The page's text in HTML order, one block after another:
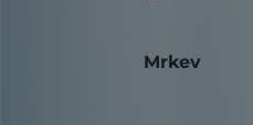
Mrkev